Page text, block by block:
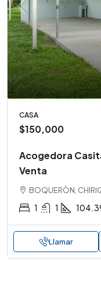
CASA
$150,000
Acogedora
Venta
BOQUERÒN,
1 1
Llamar